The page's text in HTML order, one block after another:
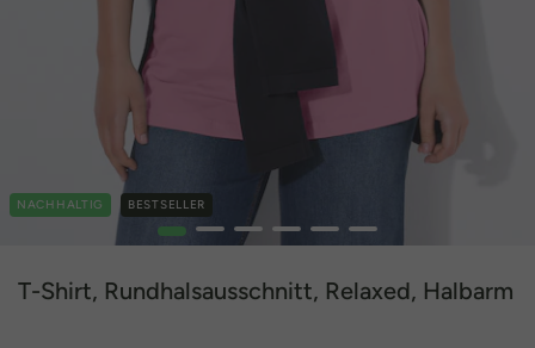
NACHHALTIG BESTSELLER
1 2 3 4 5 6
T-Shirt, Rundhalsausschnitt, Relaxed, Halbarm